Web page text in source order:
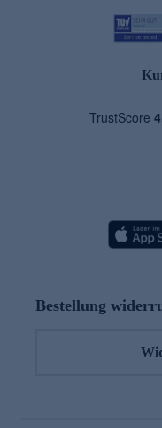
Bestellung